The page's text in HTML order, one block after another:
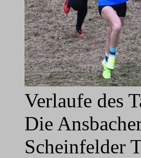
Verlaufe des
Die
Scheinfelder